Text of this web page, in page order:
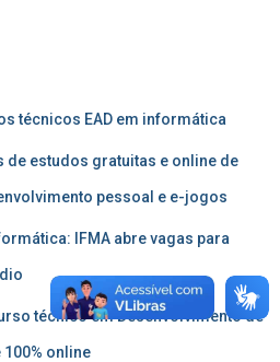
técnicos EAD em informática
de estudos gratuitas e online de
pessoal e e-jogos
IFMA abre vagas para
técnico em Desenvolvimento de
online